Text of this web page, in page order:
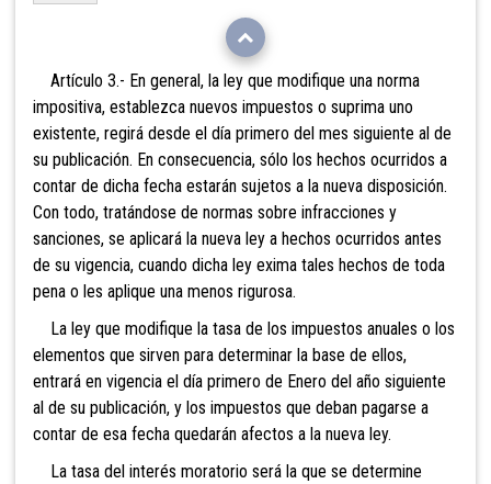
Artículo 3.- En general, la ley que modifique una norma
impositiva, establezca nuevos impuestos o suprima uno
existente, regirá desde el día primero del mes siguiente al de
su publicación. En consecuencia, sólo los hechos ocurridos a
contar de dicha fecha estarán sujetos a la nueva disposición.
Con todo, tratándose de normas sobre infracciones y
sanciones, se aplicará la nueva ley a hechos ocurridos antes
de su vigencia, cuando dicha ley exima tales hechos de toda
pena o les aplique una menos rigurosa.
La ley que modifique la tasa de los impuestos anuales o los
elementos que sirven para determinar la base de ellos,
entrará en vigencia el día primero de Enero del año siguiente
al de su publicación, y los impuestos que deban pagarse a
contar de esa fecha quedarán afectos a la nueva ley.
La tasa del interés moratorio será la que se determine